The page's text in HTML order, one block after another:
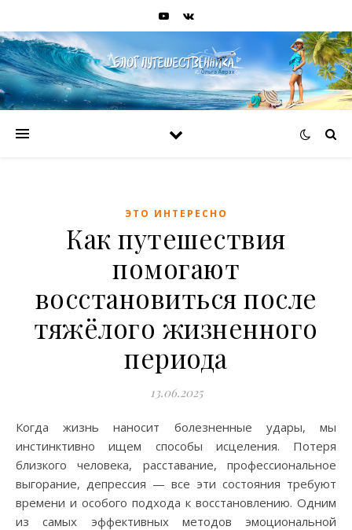
ЭТО ИНТЕРЕСНО
Как путешествия
помогают
восстановиться после
тяжёлого жизненного
периода
13.06.2025
Когда жизнь наносит болезненные удары, мы
инстинктивно ищем способы исцеления. Потеря
близкого человека, расставание, профессиональное
выгорание, депрессия — все эти состояния требуют
времени и особого подхода к восстановлению. Одним
из самых эффективных методов эмоциональной